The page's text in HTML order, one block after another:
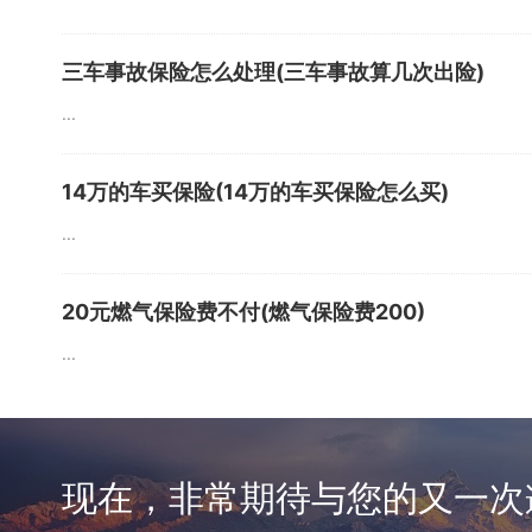
三车事故保险怎么处理(三车事故算几次出险)
...
14万的车买保险(14万的车买保险怎么买)
...
20元燃气保险费不付(燃气保险费200)
...
现在，非常期待与您的又一